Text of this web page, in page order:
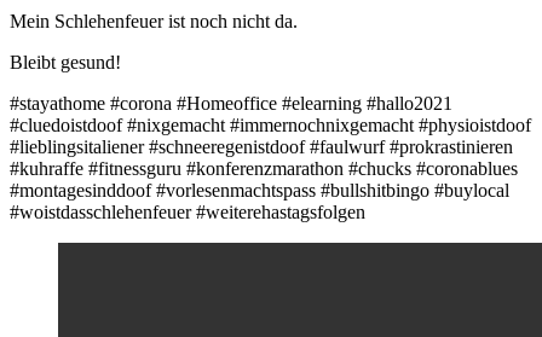
Mein Schlehenfeuer ist noch nicht da.
Bleibt gesund!
#stayathome #corona #Homeoffice #elearning #hallo2021
#cluedoistdoof #nixgemacht #immernochnixgemacht #physioistdoof
#lieblingsitaliener #schneeregenistdoof #faulwurf #prokrastinieren
#kuhraffe #fitnessguru #konferenzmarathon #chucks #coronablues
#montagesinddoof #vorlesenmachtspass #bullshitbingo #buylocal
#woistdasschlehenfeuer #weiterehastagsfolgen